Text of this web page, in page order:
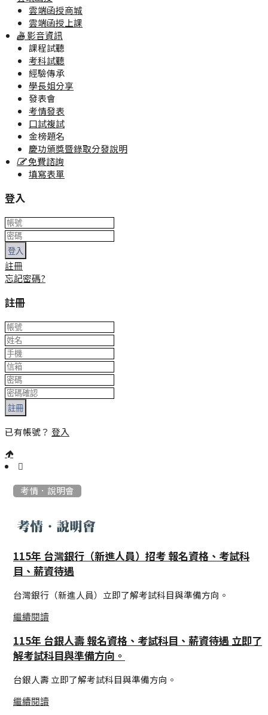
雲端函授商城
雲端函授上課
影音資訊
課程試聽
考科試聽
經驗傳承
學長姐分享
發表會
考情發表
口試複試
金榜題名
慶功頒獎暨錄取分發說明
免費諮詢
填寫表單
登入
登入
註冊
忘記密碼?
註冊
註冊
已有帳號？ 登入
::: 考情．說明會
考情．說明會
115年 台灣銀行（新進人員）招考 報名資格、考試科
目、薪資待遇
台灣銀行（新進人員）立即了解考試科目與準備方向。
繼續閱讀
115年 台銀人壽 報名資格、考試科目、薪資待遇 立即了
解考試科目與準備方向。
台銀人壽 立即了解考試科目與準備方向。
繼續閱讀